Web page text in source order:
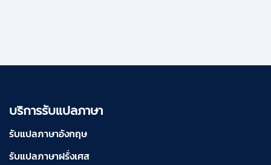
บริการรับแปลภาษา
รับแปลภาษาอังกฤษ
รับแปลภาษาฝรั่งเศส